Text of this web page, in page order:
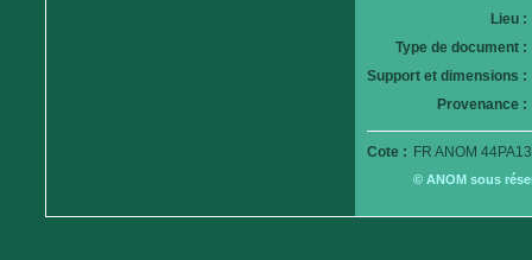
Lieu :
Type de document :
Support et dimensions :
Provenance :
Cote : FR ANOM
© ANOM sous